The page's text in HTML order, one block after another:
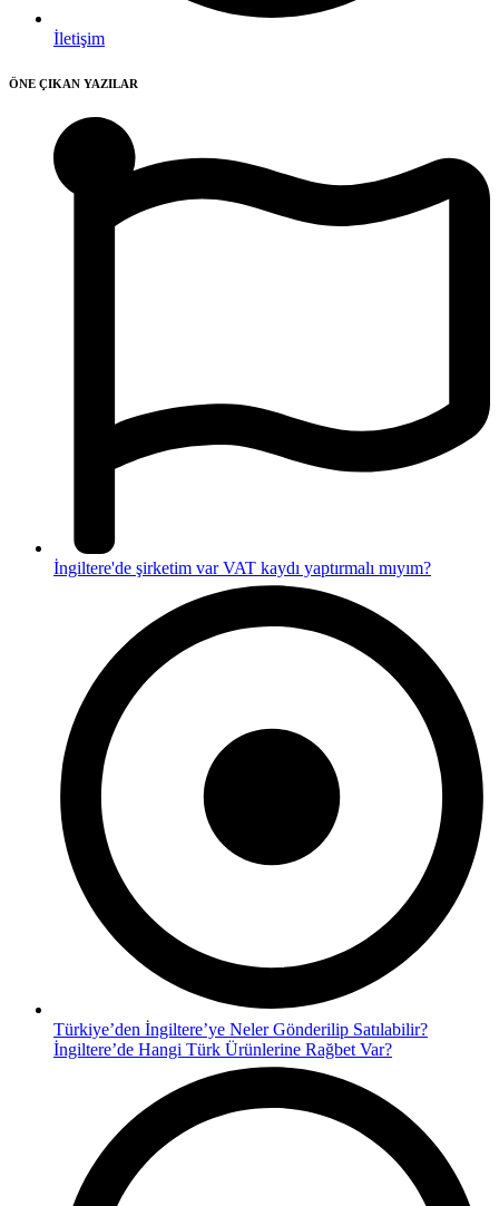
İletişim
ÖNE ÇIKAN YAZILAR
İngiltere'de şirketim var VAT kaydı yaptırmalı mıyım?
Türkiye’den İngiltere’ye Neler Gönderilip Satılabilir?
İngiltere’de Hangi Türk Ürünlerine Rağbet Var?